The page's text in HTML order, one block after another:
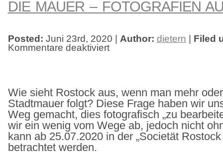
DIE MAUER – FOTOGRAFIEN
Posted: Juni 23rd, 2020 | Author: dietern
Filed
Kommentare deaktiviertfür
die
Wie sieht Rostock aus, wenn man mehr
Stadtmauer folgt? Diese Frage haben wir
Weg gemacht, dies fotografisch „zu
wir ein wenig vom Wege ab, jedoch nicht
kann ab 25.07.2020 in der „Societät
betrachtet werden.